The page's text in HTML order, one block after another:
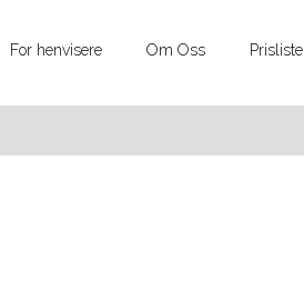
For henvisere Om Oss Prisliste